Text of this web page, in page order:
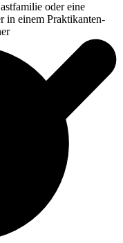
oder eine
in einem Praktikanten-